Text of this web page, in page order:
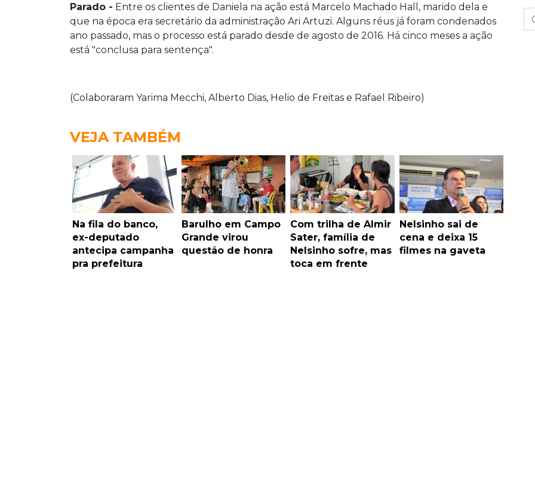
Parado - Entre os clientes de Daniela na ação está Marcelo Machado Hall, marido dela e
que na época era secretário da administração Ari Artuzi. Alguns réus já foram condenados
ano passado, mas o processo está parado desde de agosto de 2016. Há cinco meses a ação
está "conclusa para sentença".
(Colaboraram Yarima Mecchi, Alberto Dias, Helio de Freitas e Rafael Ribeiro)
VEJA TAMBÉM
Na fila do banco,
ex-deputado
antecipa campanha
pra prefeitura
Barulho em Campo
Grande virou
questão de honra
Com trilha de Almir
Sater, família de
Nelsinho sofre, mas
toca em frente
Nelsinho sai de
cena e deixa 15
filmes na gaveta